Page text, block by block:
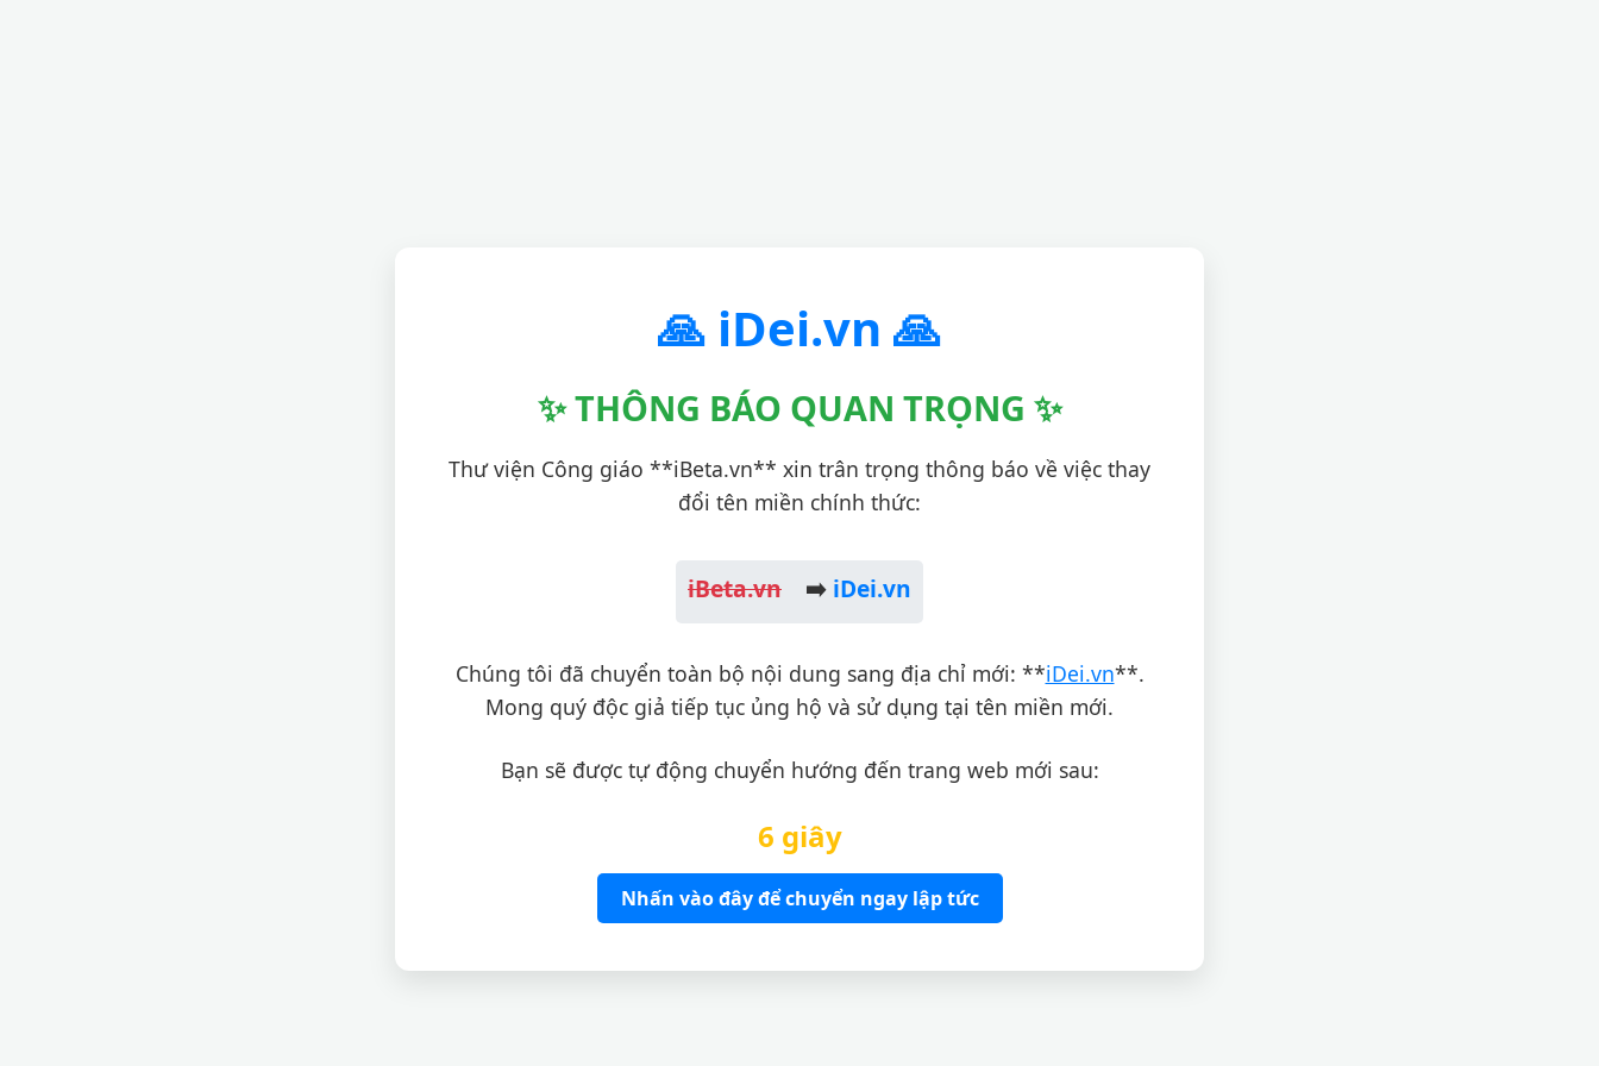
🙏 iDei.vn 🙏
✨ THÔNG BÁO QUAN TRỌNG ✨
Thư viện Công giáo **iBeta.vn** xin trân trọng thông báo về việc thay
đổi tên miền chính thức:
iBeta.vn ➡️ iDei.vn
Chúng tôi đã chuyển toàn bộ nội dung sang địa chỉ mới: **iDei.vn**.
Mong quý độc giả tiếp tục ủng hộ và sử dụng tại tên miền mới.
Bạn sẽ được tự động chuyển hướng đến trang web mới sau:
6 giây
Nhấn vào đây để chuyển ngay lập tức